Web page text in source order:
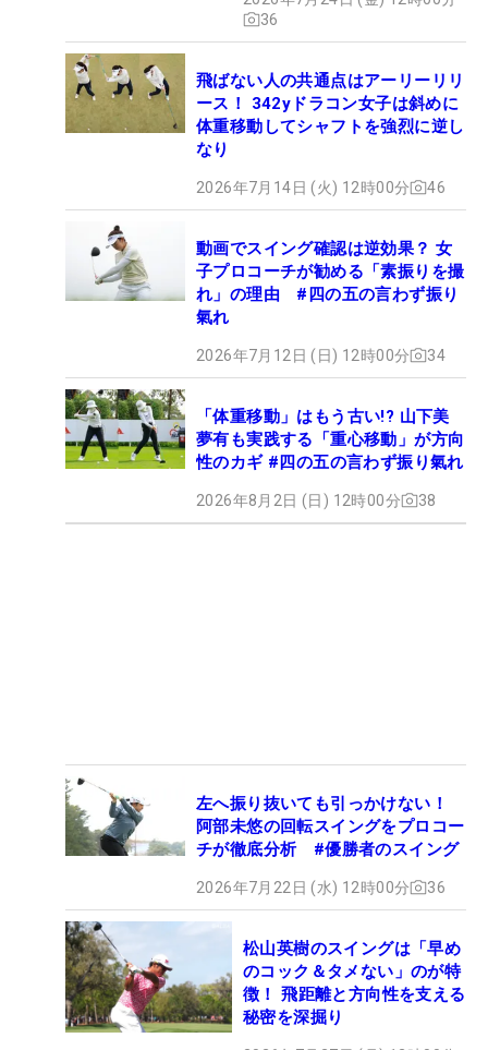
36
飛ばない人の共通点はアーリーリリ
ース！ 342yドラコン女子は斜めに
体重移動してシャフトを強烈に逆し
なり
2026年7月14日 (火) 12時00分 46
動画でスイング確認は逆効果？ 女
子プロコーチが勧める「素振りを撮
れ」の理由 #四の五の言わず振り
氣れ
2026年7月12日 (日) 12時00分 34
「体重移動」はもう古い!? 山下美
夢有も実践する「重心移動」が方向
性のカギ #四の五の言わず振り氣れ
2026年8月2日 (日) 12時00分 38
左へ振り抜いても引っかけない！
阿部未悠の回転スイングをプロコー
チが徹底分析 #優勝者のスイング
2026年7月22日 (水) 12時00分 36
松山英樹のスイングは「早め
のコック＆タメない」のが特
徴！ 飛距離と方向性を支える
秘密を深掘り